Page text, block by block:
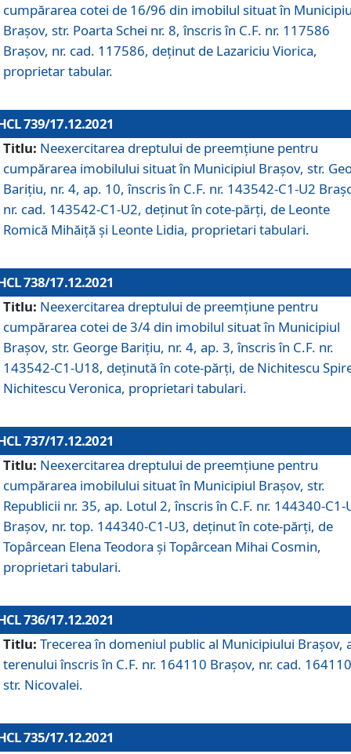
cumpărarea cotei de 16/96 din imobilul situat în
Braşov, str. Poarta Schei nr. 8, înscris în C.F. nr. 117586
Brașov, nr. cad. 117586, deținut de Lazariciu Viorica,
proprietar tabular.
739/17.12.2021
Titlu: Neexercitarea dreptului de preemţiune pentru
cumpărarea imobilului situat în Municipiul Braşov, str.
Barițiu, nr. 4, ap. 10, înscris în C.F. nr. 143542-C1-U2
nr. cad. 143542-C1-U2, deținut în cote-părți, de Leonte
Romică Mihăiță și Leonte Lidia, proprietari tabulari.
738/17.12.2021
Titlu: Neexercitarea dreptului de preemţiune pentru
cumpărarea cotei de 3/4 din imobilul situat în Municipiul
Braşov, str. George Barițiu, nr. 4, ap. 3, înscris în C.F. nr.
143542-C1-U18, deținută în cote-părți, de Nichitescu
Nichitescu Veronica, proprietari tabulari.
737/17.12.2021
Titlu: Neexercitarea dreptului de preemţiune pentru
cumpărarea imobilului situat în Municipiul Braşov, str.
Republicii nr. 35, ap. Lotul 2, înscris în C.F. nr. 144340-C1-
Brașov, nr. top. 144340-C1-U3, deținut în cote-părți, de
Topârcean Elena Teodora și Topârcean Mihai Cosmin,
proprietari tabulari.
736/17.12.2021
Titlu: Trecerea în domeniul public al Municipiului Braşov,
terenului înscris în C.F. nr. 164110 Brașov, nr. cad.
str. Nicovalei.
735/17.12.2021